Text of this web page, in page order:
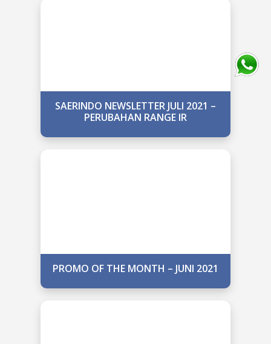
SAERINDO NEWSLETTER JULI 2021 –
PERUBAHAN RANGE IR
PROMO OF THE MONTH – JUNI 2021